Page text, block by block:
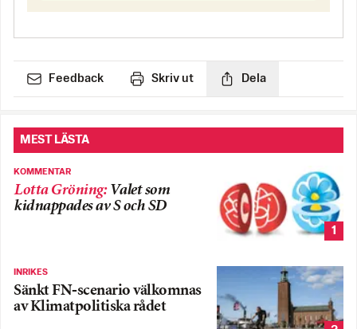
Feedback Skriv ut Dela
MEST LÄSTA
KOMMENTAR
Lotta Gröning: Valet som
kidnappades av S och SD
1
INRIKES
Sänkt FN-scenario välkomnas
av Klimatpolitiska rådet